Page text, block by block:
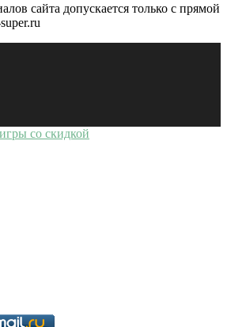
сайта допускается только с прямой